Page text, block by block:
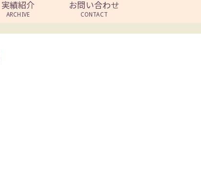
実績紹介
ARCHIVE
お問い合わせ
CONTACT